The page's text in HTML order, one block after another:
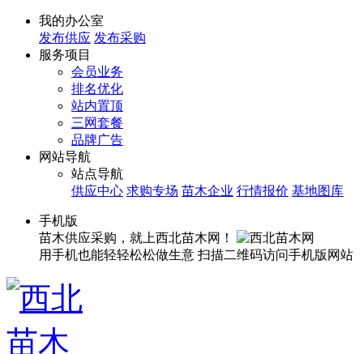
我的办公室
发布供应 发布采购
服务项目
会员业务
排名优化
站内置顶
三网套餐
品牌广告
网站导航
站点导航
供应中心 求购专场 苗木企业 行情报价 基地图库
手机版
苗木供应采购，就上西北苗木网！
用手机也能轻轻松松做生意 扫描二维码访问手机版网站